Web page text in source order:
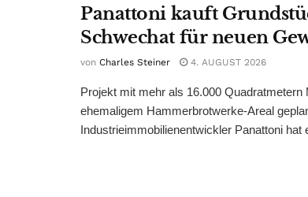
Panattoni kauft
Schwechat für neuen
von Charles Steiner 4. AUGUST 2026
Projekt mit mehr als 16.000 Quadratmetern
ehemaligem Hammerbrotwerke-Areal
Industrieimmobilienentwickler Panattoni hat